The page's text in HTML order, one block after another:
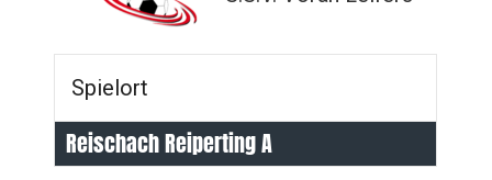
Spielort
Reischach Reiperting A